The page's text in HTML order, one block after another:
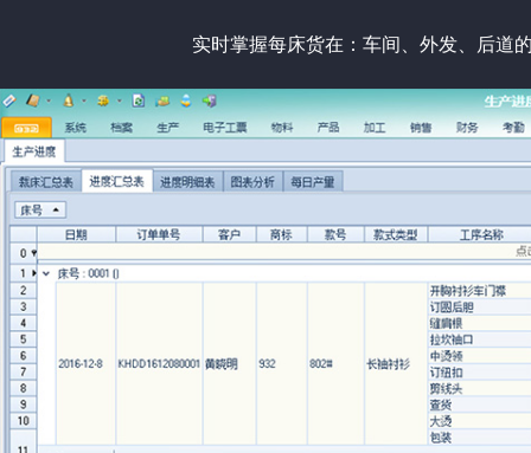
实时掌握每床货在：车间、外发、后道